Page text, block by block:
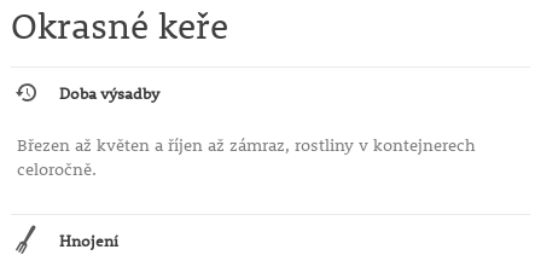
Okrasné keře
Doba výsadby
Březen až květen a říjen až zámraz, rostliny v kontejnerech
celoročně.
Hnojení